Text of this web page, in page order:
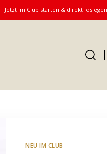
Jetzt im Club starten & direkt loslegen
NEU IM CLUB